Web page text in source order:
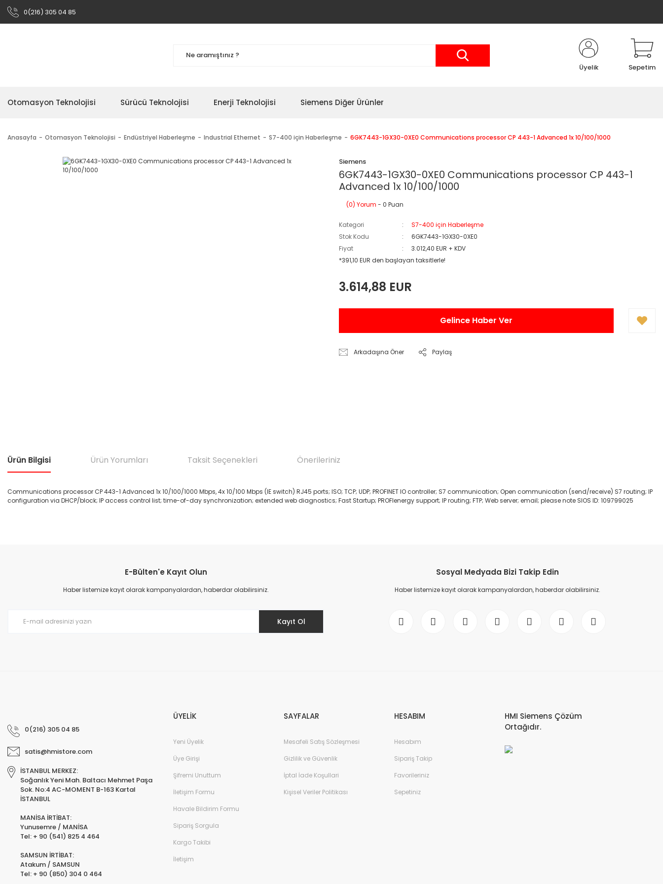
0(216) 305 04 85
Üyelik Sepetim
Otomasyon Teknolojisi Sürücü Teknolojisi Enerji Teknolojisi Siemens Diğer Ürünler
Anasayfa Otomasyon Teknolojisi Endüstriyel Haberleşme Industrial Ethernet S7-400 için Haberleşme 6GK7443-1GX30-0XE0 Communications processor CP 443-1 Advanced 1x 10/100/1000
Siemens
6GK7443-1GX30-0XE0 Communications processor CP 443-1
Advanced 1x 10/100/1000
(0) Yorum - 0 Puan
Kategori
S7-400 için Haberleşme
Stok Kodu
6GK7443-1GX30-0XE0
Fiyat
3.012,40 EUR + KDV
*391,10 EUR den başlayan taksitlerle!
3.614,88 EUR
Gelince Haber Ver
Arkadaşına Öner Paylaş
Ürün Bilgisi Ürün Yorumları Taksit Seçenekleri Önerileriniz
Communications processor CP 443-1 Advanced 1x 10/100/1000 Mbps, 4x 10/100 Mbps (IE switch) RJ45 ports; ISO; TCP; UDP; PROFINET IO controller; S7 communication; Open communication (send/receive) S7 routing; IP
configuration via DHCP/block; IP access control list; time-of-day synchronization; extended web diagnostics; Fast Startup; PROFIenergy support; IP routing; FTP; Web server; email; please note SIOS ID: 109799025
Ürün resmi kalitesiz, bozuk veya görüntülenemiyor.
Ürün açıklamasında eksik bilgiler bulunuyor.
E-Bülten'e Kayıt Olun
Haber listemize kayıt olarak kampanyalardan, haberdar olabilirsiniz.
Kayıt Ol
Sosyal Medyada Bizi Takip Edin
Haber listemize kayıt olarak kampanyalardan, haberdar olabilirsiniz.
0(216) 305 04 85
satis@hmistore.com
İSTANBUL MERKEZ:
Soğanlık Yeni Mah. Baltacı Mehmet Paşa
Sok. No:4 AC-MOMENT B-163 Kartal
İSTANBUL
MANİSA İRTİBAT:
Yunusemre / MANİSA
Tel: + 90 (541) 825 4 464
SAMSUN İRTİBAT:
Atakum / SAMSUN
Tel: + 90 (850) 304 0 464
ÜYELİK
Yeni Üyelik
Üye Girişi
Şifremi Unuttum
İletişim Formu
Havale Bildirim Formu
Sipariş Sorgula
Kargo Takibi
İletişim
SAYFALAR
Mesafeli Satış Sözleşmesi
Gizlilik ve Güvenlik
İptal İade Koşullari
Kişisel Veriler Politikası
HESABIM
Hesabım
Sipariş Takip
Favorileriniz
Sepetiniz
HMI Siemens Çözüm
Ortağıdır.